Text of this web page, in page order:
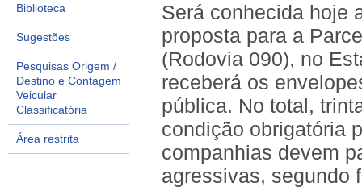
Biblioteca
Sugestões
Pesquisas Origem /
Destino e Contagem
Veicular
Classificatória
Área restrita
Será conhecida hoje
proposta para a
(Rodovia 090), no
receberá os
pública. No total,
condição obrigatória
companhias devem
agressivas, segundo